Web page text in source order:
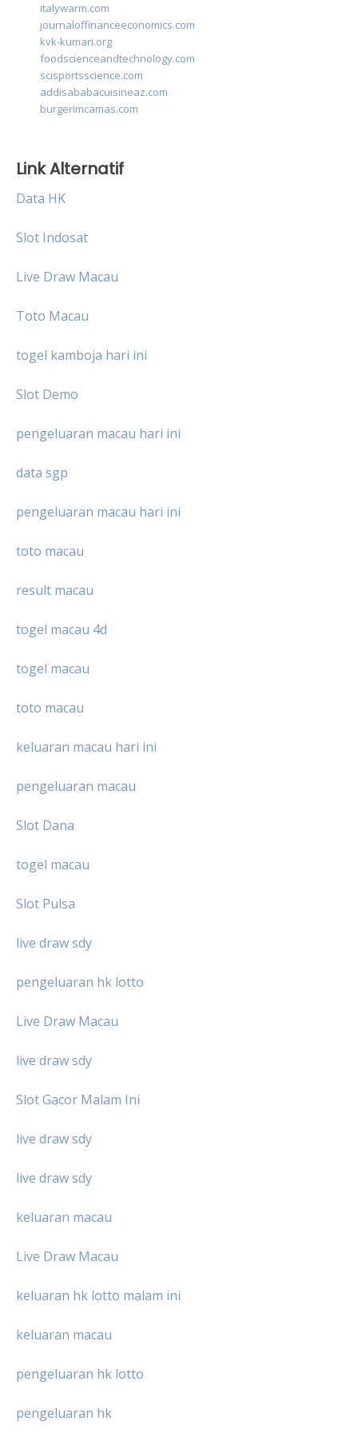
italywarm.com
journaloffinanceeconomics.com
kvk-kumari.org
foodscienceandtechnology.com
scisportsscience.com
addisababacuisineaz.com
burgerimcamas.com
Link Alternatif
Data HK
Slot Indosat
Live Draw Macau
Toto Macau
togel kamboja hari ini
Slot Demo
pengeluaran macau hari ini
data sgp
pengeluaran macau hari ini
toto macau
result macau
togel macau 4d
togel macau
toto macau
keluaran macau hari ini
pengeluaran macau
Slot Dana
togel macau
Slot Pulsa
live draw sdy
pengeluaran hk lotto
Live Draw Macau
live draw sdy
Slot Gacor Malam Ini
live draw sdy
live draw sdy
keluaran macau
Live Draw Macau
keluaran hk lotto malam ini
keluaran macau
pengeluaran hk lotto
pengeluaran hk